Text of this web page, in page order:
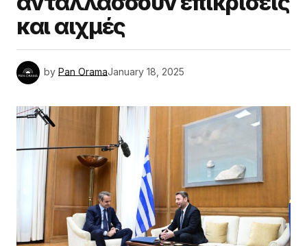
και αιχμές
by Pan OramaJanuary 18, 2025